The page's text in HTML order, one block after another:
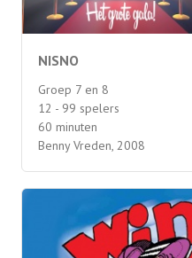
NISNO
Groep 7 en 8
12 - 99 spelers
60 minuten
Benny Vreden, 2008